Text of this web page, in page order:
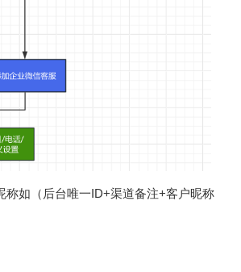
如（后台唯一ID+渠道备注+客户昵称